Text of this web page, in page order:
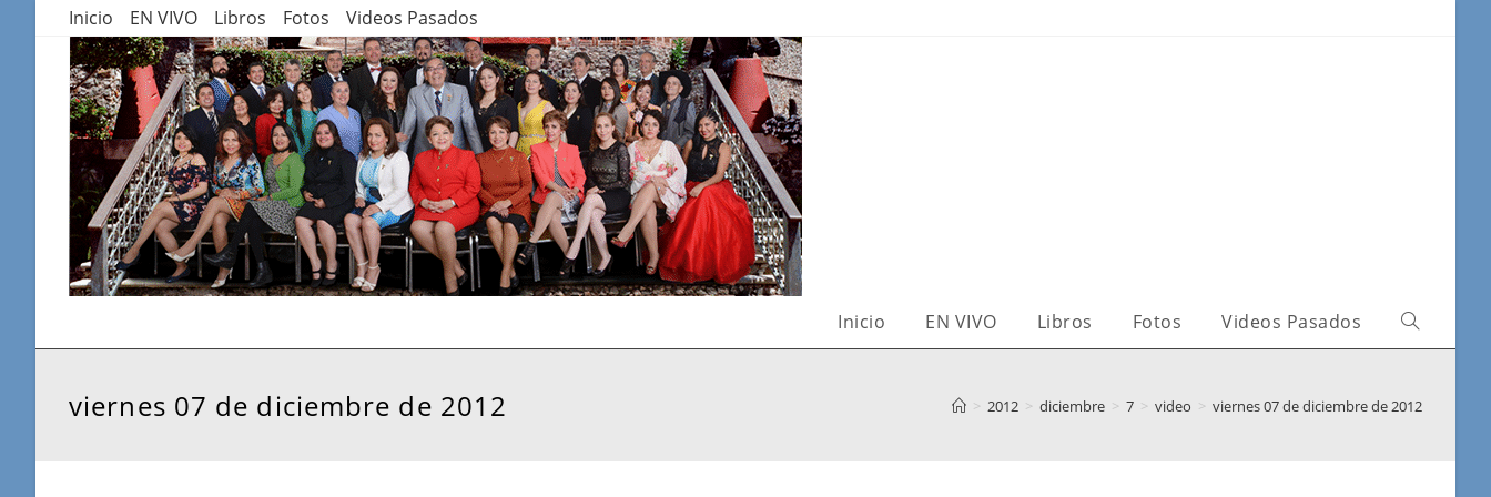
contenido
Inicio EN VIVO Libros Fotos Videos Pasados
Inicio EN VIVO Libros Fotos Videos Pasados
viernes 07 de diciembre de 2012 > 2012 > diciembre > 7 > video > viernes 07 de diciembre de 2012